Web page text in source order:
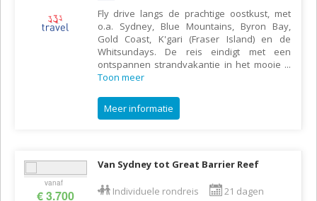
Fly drive langs de prachtige oostkust, met
o.a. Sydney, Blue Mountains, Byron Bay,
Gold Coast, K'gari (Fraser Island) en de
Whitsundays. De reis eindigt met een
ontspannen strandvakantie in het mooie ...
Toon meer
Meer informatie
vanaf
€ 3.700
Van Sydney tot Great Barrier Reef
Individuele rondreis
21 dagen